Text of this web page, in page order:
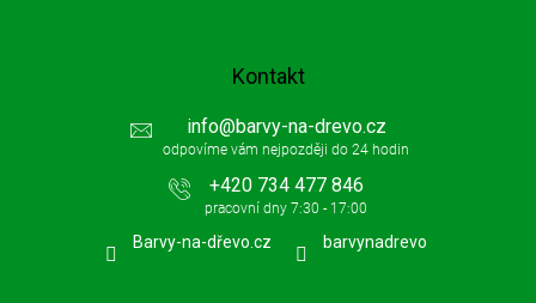
Kontakt
info@barvy-na-drevo.cz
+420 734 477 846
Barvy-na-dřevo.cz barvynadrevo